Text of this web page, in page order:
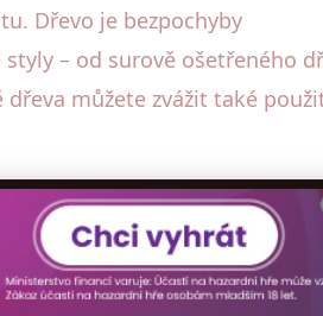
Dřevo je bezpochyby
– od surově ošetřeného
můžete zvážit také